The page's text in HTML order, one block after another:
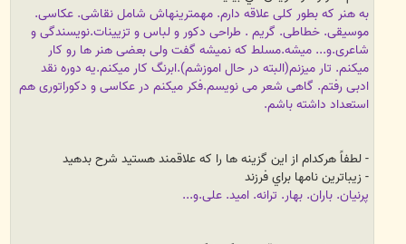
به هنر که بطور کلی علاقه دارم. مهمترینهاش شامل نقاشی. عکاسی.
موسیقی. خطاطی. گریم . طراحی دکور و لباس و تزیینات.نویسندگی و
شاعری.و... میشه.مسلط که نمیشه گفت ولی بعضی هنر ها رو کار
میکنم. تار میزنم(البته در حال اموزشم).ابرنگ کار میکنم.یه دوره نقد
ادبی رفتم. گاهی شعر می نویسم.فکر میکنم در عکاسی و دکوراتوری هم
استعداد داشته باشم.
- لطفاً هركدام از اين گزينه ها را كه علاقمند هستيد شرح بدهيد
- زيباترين نامها براي فرزند
پرنیان. باران. بهار. ترانه. امید. علی.و...